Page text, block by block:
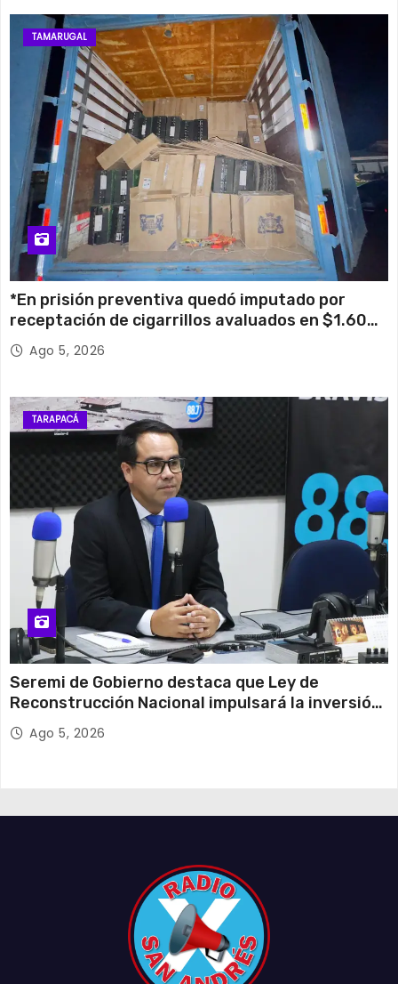
TAMARUGAL
*En prisión preventiva quedó imputado por
receptación de cigarrillos avaluados en $1.600
millones*
Ago 5, 2026
TARAPACÁ
Seremi de Gobierno destaca que Ley de
Reconstrucción Nacional impulsará la inversión
y el empleo en Tarapacá
Ago 5, 2026